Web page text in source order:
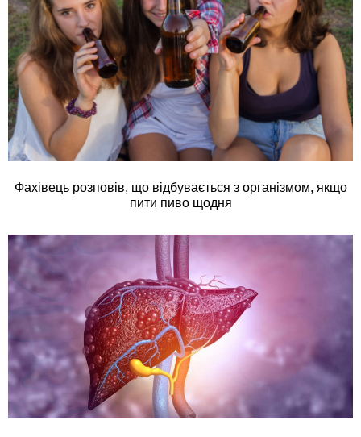
Фахівець розповів, що відбувається з організмом, якщо
пити пиво щодня